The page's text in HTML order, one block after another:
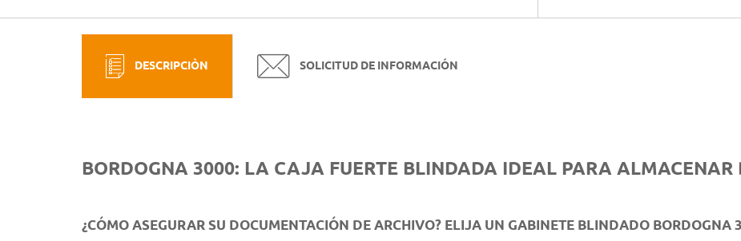
DESCRIPCIÒN SOLICITUD DE INFORMACIÓN
BORDOGNA 3000: LA CAJA FUERTE BLINDADA IDEAL PARA ALMACENAR
¿CÓMO ASEGURAR SU DOCUMENTACIÓN DE ARCHIVO? ELIJA UN GABINETE BLINDADO BORDOGNA